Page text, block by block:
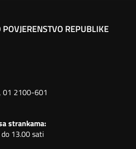
REPUBLIKE
01 2100-601
strankama:
13.00 sati